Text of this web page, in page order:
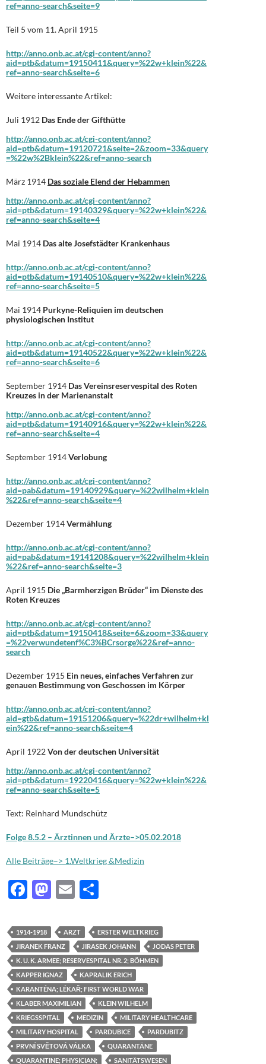
ref=anno-search&seite=9
Teil 5 vom 11. April 1915
http://anno.onb.ac.at/cgi-content/anno?
aid=ptb&datum=19150411&query=%22w+klein%22&
ref=anno-search&seite=6
Weitere interessante Artikel:
Juli 1912 Das Ende der Gifthütte
http://anno.onb.ac.at/cgi-content/anno?
aid=ptb&datum=19120721&seite=2&zoom=33&query
=%22w%2Bklein%22&ref=anno-search
März 1914 Das soziale Elend der Hebammen
http://anno.onb.ac.at/cgi-content/anno?
aid=ptb&datum=19140329&query=%22w+klein%22&
ref=anno-search&seite=4
Mai 1914 Das alte Josefstädter Krankenhaus
http://anno.onb.ac.at/cgi-content/anno?
aid=ptb&datum=19140510&query=%22w+klein%22&
ref=anno-search&seite=5
Mai 1914 Purkyne-Reliquien im deutschen
physiologischen Institut
http://anno.onb.ac.at/cgi-content/anno?
aid=ptb&datum=19140522&query=%22w+klein%22&
ref=anno-search&seite=6
September 1914 Das Vereinsreservespital des Roten
Kreuzes in der Marienanstalt
http://anno.onb.ac.at/cgi-content/anno?
aid=ptb&datum=19140916&query=%22w+klein%22&
ref=anno-search&seite=4
September 1914Verlobung
http://anno.onb.ac.at/cgi-content/anno?
aid=pab&datum=19140929&query=%22wilhelm+klein
%22&ref=anno-search&seite=4
Dezember 1914Vermählung
http://anno.onb.ac.at/cgi-content/anno?
aid=pab&datum=19141208&query=%22wilhelm+klein
%22&ref=anno-search&seite=3
April 1915 Die „Barmherzigen Brüder“ im Dienste des
Roten Kreuzes
http://anno.onb.ac.at/cgi-content/anno?
aid=ptb&datum=19150418&seite=6&zoom=33&query
=%22verwundetenf%C3%BCrsorge%22&ref=anno-
search
Dezember 1915 Ein neues, einfaches Verfahren zur
genauen Bestimmung von Geschossen im Körper
http://anno.onb.ac.at/cgi-content/anno?
aid=gtb&datum=19151206&query=%22dr+wilhelm+kl
ein%22&ref=anno-search&seite=4
April 1922Von der deutschen Universität
http://anno.onb.ac.at/cgi-content/anno?
aid=ptb&datum=19220416&query=%22w+klein%22&
ref=anno-search&seite=5
Text: Reinhard Mundschütz
Folge 8.5.2 – Ärztinnen und Ärzte–>05.02.2018
Alle Beiträge–> 1.Weltkrieg &Medizin
F
e
b
o
o
k
M
to
d
o
n
E
ail le
n
1914-1918 ARZT
ERSTER WELTKRIEG
JIRANEK FRANZ
JIRASEK JOHANN
JODAS PETER
K. U. K. ARMEE; RESERVESPITAL NR. 2; BÖHMEN
KAPPER IGNAZ
KAPRALIK ERICH
KARANTÉNA; LÉKAŘ; FIRST WORLD WAR
KLABER MAXIMILIAN
KLEIN WILHELM
KRIEGSSPITAL
MEDIZIN
MILITARY HEALTHCARE
MILITARY HOSPITAL
PARDUBICE
PARDUBITZ
PRVNÍ SVĚTOVÁ VÁLKA
QUARANTÄNE
QUARANTINE; PHYSICIAN;
SANITÄTSWESEN